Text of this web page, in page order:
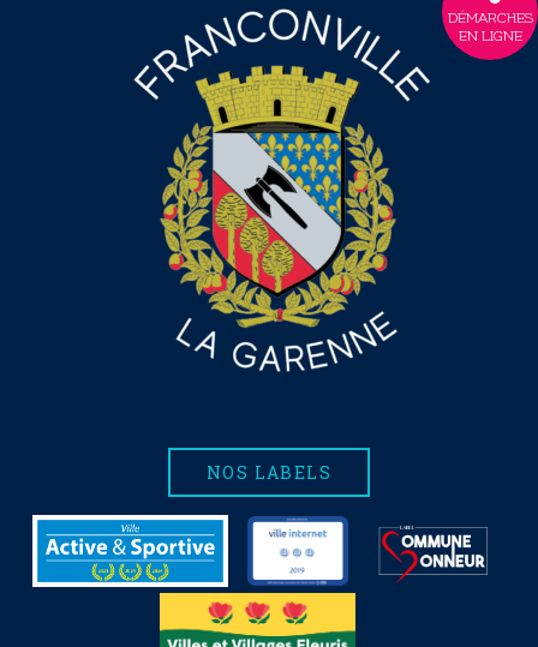
NOS LABELS
DÉMARCHES
EN LIGNE